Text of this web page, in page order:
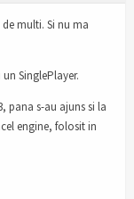
multi. Si nu ma
SinglePlayer.
pana s-au ajuns si la
engine, folosit in